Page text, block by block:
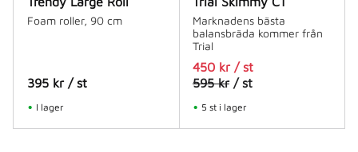
Foam roller, 90 cm
395kr / st
I lager
Marknadens bästa
balansbräda kommer från
Trial
450 kr /st
595kr /st
5 st i lager